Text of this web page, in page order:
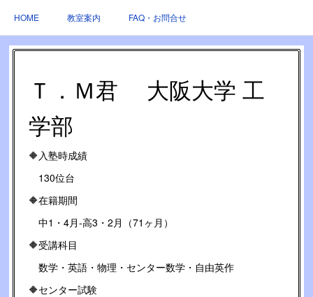
HOME 教室案内 FAQ・お問合せ
Ｔ．Ｍ君 大阪大学 工
学部
🔶入塾時成績
130位台
🔶在籍期間
中1・4月-高3・2月（71ヶ月）
🔶受講科目
数学・英語・物理・センター数学・自由英作
🔶センター試験